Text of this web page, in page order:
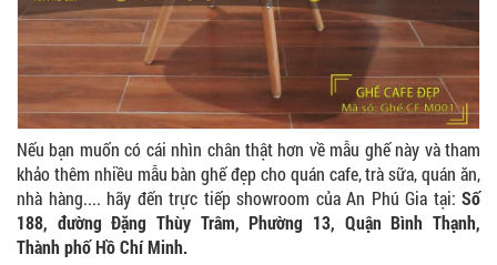
Nếu bạn muốn có cái nhìn chân thật hơn về mẫu ghế này và tham
khảo thêm nhiều mẫu bàn ghế đẹp cho quán cafe, trà sữa, quán ăn,
nhà hàng.... hãy đến trực tiếp showroom của An Phú Gia tại: Số
188, đường Đặng Thùy Trâm, Phường 13, Quận Bình Thạnh,
Thành phố Hồ Chí Minh.